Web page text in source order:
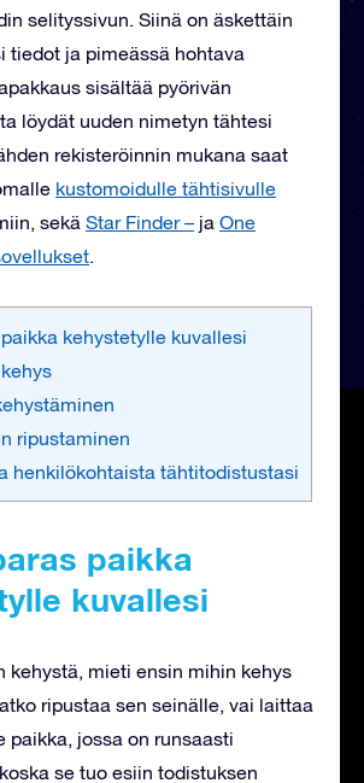
selityssivun. Siinä on äskettäin
tiedot ja pimeässä hohtava
sisältää pyörivän
löydät uuden nimetyn tähtesi
rekisteröinnin mukana saat
kustomoidulle tähtisivulle
sekä Star Finder – ja One
.
kehystetylle kuvallesi
ripustaminen
henkilökohtaista tähtitodistustasi
paikka
kuvallesi
kehystä, mieti ensin mihin kehys
ripustaa sen seinälle, vai laittaa
paikka, jossa on runsaasti
se tuo esiin todistuksen